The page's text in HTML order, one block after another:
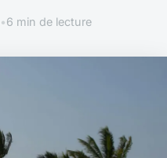
•6 min de lecture